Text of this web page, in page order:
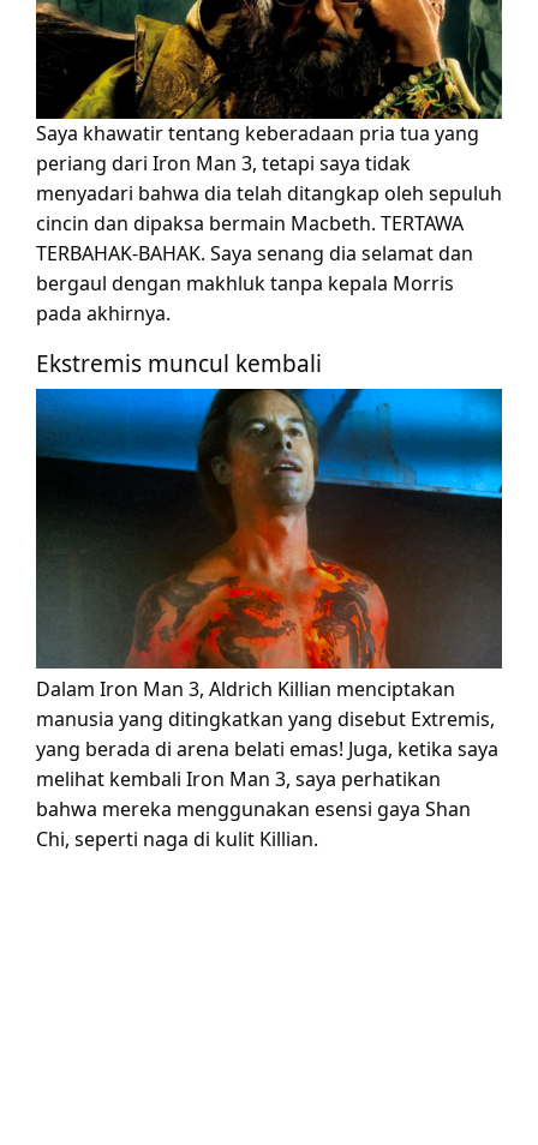
Saya khawatir tentang keberadaan pria tua yang
periang dari Iron Man 3, tetapi saya tidak
menyadari bahwa dia telah ditangkap oleh sepuluh
cincin dan dipaksa bermain Macbeth. TERTAWA
TERBAHAK-BAHAK. Saya senang dia selamat dan
bergaul dengan makhluk tanpa kepala Morris
pada akhirnya.
Ekstremis muncul kembali
Dalam Iron Man 3, Aldrich Killian menciptakan
manusia yang ditingkatkan yang disebut Extremis,
yang berada di arena belati emas! Juga, ketika saya
melihat kembali Iron Man 3, saya perhatikan
bahwa mereka menggunakan esensi gaya Shan
Chi, seperti naga di kulit Killian.